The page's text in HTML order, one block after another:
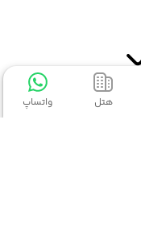
هتل واتساپ